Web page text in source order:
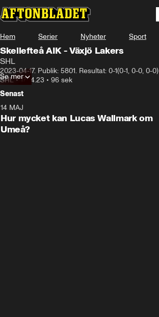
Hem Serier Nyheter Sport
Skellefteå AIK - Växjö Lakers
SHL
2023-04-17. Publik: 5801. Resultat: 0-1(0-1, 0-0, 0-0)
SHL•17.04.23 • 96 sek
Se mer
Senast
Plus
14 MAJ
Hur mycket kan Lucas Wallmark om
Umeå?